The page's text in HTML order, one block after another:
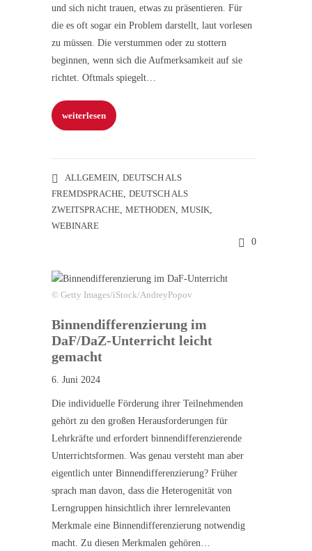
und sich nicht trauen, etwas zu präsentieren. Für
die es oft sogar ein Problem darstellt, laut vorlesen
zu müssen. Die verstummen oder zu stottern
beginnen, wenn sich die Aufmerksamkeit auf sie
richtet. Oftmals spiegelt…
weiterlesen
ALLGEMEIN, DEUTSCH ALS
FREMDSPRACHE, DEUTSCH ALS
ZWEITSPRACHE, METHODEN, MUSIK,
WEBINARE
0
© Getty Images/iStock/AndreyPopov
Binnendifferenzierung im
DaF/DaZ-Unterricht leicht
gemacht
6. Juni 2024
Die individuelle Förderung ihrer Teilnehmenden
gehört zu den großen Herausforderungen für
Lehrkräfte und erfordert binnendifferenzierende
Unterrichtsformen. Was genau versteht man aber
eigentlich unter Binnendifferenzierung? Früher
sprach man davon, dass die Heterogenität von
Lerngruppen hinsichtlich ihrer lernrelevanten
Merkmale eine Binnendifferenzierung notwendig
macht. Zu diesen Merkmalen gehören…